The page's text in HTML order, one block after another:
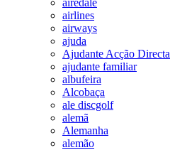
airlines
airways
ajuda
Ajudante Acção Directa
ajudante familiar
albufeira
Alcobaça
ale discgolf
alemã
Alemanha
alemão